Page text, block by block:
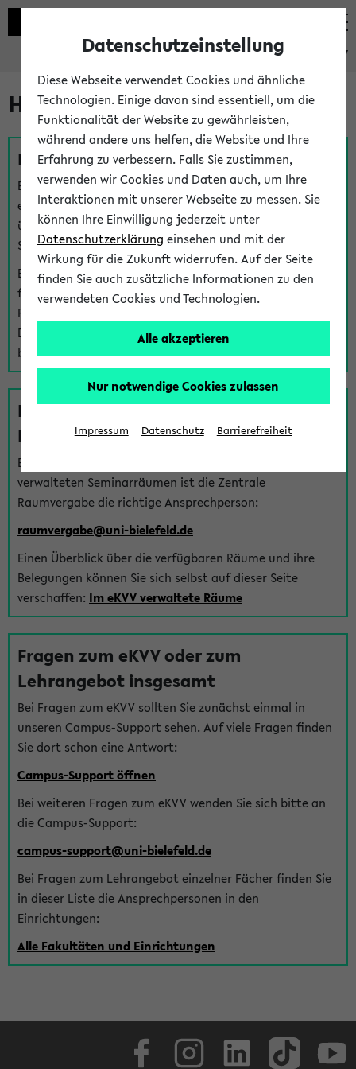
eKVV
Hilfe & Kontakt
Fragen zu einzelnen Veranstaltungen
Bei inhaltlichen und organisatorischen Fragen zu
einzelnen Veranstaltungen finden Sie Ansprechpersonen
über denFragen-Link bei jeder Veranstaltung. Der BIS
Support kann hier meist keine direkte Hilfe leisten.
Bei Veranstaltungen mit eKVV Teilnahmemanagement
finden Sie eine Auskunft über die Personen, die Ihre
Platzzuteilung im eKVV eingetragen haben, auf der
Detailseite zum Teilnahmemanagement der
betreffenden Veranstaltung.
Fragen zu im eKVV verwalteten
Räumen
Bei Fragen zur Vergabe von Hörsälen und vom eKVV
verwalteten Seminarräumen ist die Zentrale
Raumvergabe die richtige Ansprechperson:
raumvergabe@uni-bielefeld.de
Einen Überblick über die verfügbaren Räume und ihre
Belegungen können Sie sich selbst auf dieser Seite
verschaffen: Im eKVV verwaltete Räume
Fragen zum eKVV oder zum
Lehrangebot insgesamt
Bei Fragen zum eKVV sollten Sie zunächst einmal in
unseren Campus-Support sehen. Auf viele Fragen finden
Sie dort schon eine Antwort:
Campus-Support öffnen
Bei weiteren Fragen zum eKVV wenden Sie sich bitte an
die Campus-Support:
campus-support@uni-bielefeld.de
Bei Fragen zum Lehrangebot einzelner Fächer finden Sie
in dieser Liste die Ansprechpersonen in den
Einrichtungen:
Alle Fakultäten und Einrichtungen
Datenschutzeinstellung
Diese Webseite verwendet Cookies und ähnliche
Technologien. Einige davon sind essentiell, um die
Funktionalität der Website zu gewährleisten,
während andere uns helfen, die Website und Ihre
Erfahrung zu verbessern. Falls Sie zustimmen,
verwenden wir Cookies und Daten auch, um Ihre
Interaktionen mit unserer Webseite zu messen. Sie
können Ihre Einwilligung jederzeit unter
Datenschutzerklärung einsehen und mit der
Wirkung für die Zukunft widerrufen. Auf der Seite
finden Sie auch zusätzliche Informationen zu den
verwendeten Cookies und Technologien.
Alle akzeptieren
Nur notwendige Cookies zulassen
Impressum Datenschutz Barrierefreiheit